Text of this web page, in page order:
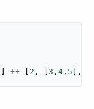
++ 2 , 3 , 4 , 5 ,